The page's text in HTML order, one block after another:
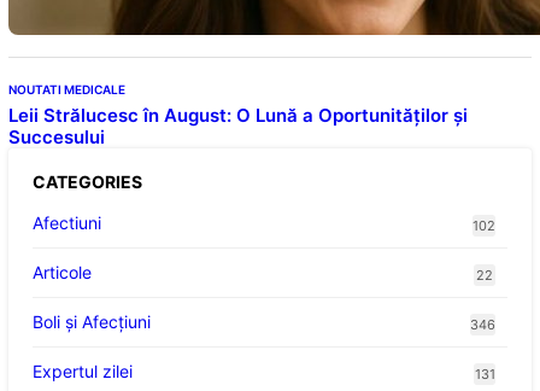
NOUTATI MEDICALE
Leii Strălucesc în August: O Lună a Oportunităților și
Succesului
CATEGORIES
Afectiuni
102
Articole 22
Boli și Afecțiuni 346
Expertul zilei 131